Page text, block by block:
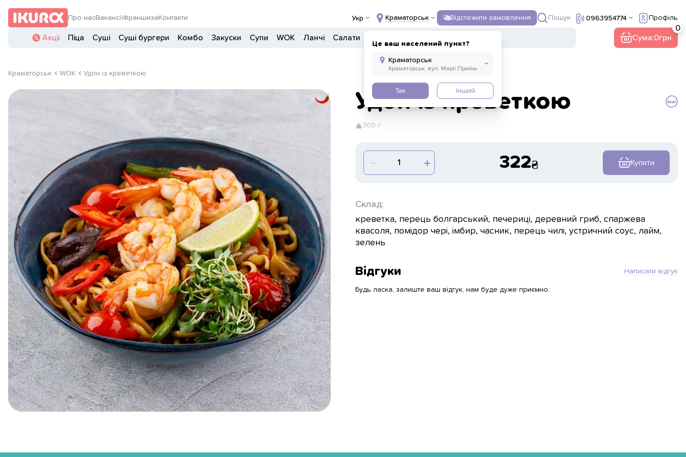
Про насВакансіїФраншиза Контакти Укр Краматорськ
Це ваш населений пункт?
Так Інший
Відстежити замовлення Пошук 0963954774 Профіль
Акції Піца Суші Суші бургери Комбо Закуски Супи WOK Ланчі Салати Сума:0
Краматорськ WOK Удон із креветкою
Удон із креветкою
300 г
322 Купити
Склад:
креветка, перець болгарський, печериці, деревний гриб, спаржева
квасоля, помідор чері, імбир, часник, перець чилі, устричний соус, лайм,
зелень
Відгуки Написати відгук
Будь ласка, залиште ваш відгук, нам буде дуже приємно.